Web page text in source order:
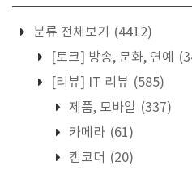
분류 전체보기
(4412)
[토크] 방송, 문화, 연예
[리뷰] IT 리뷰 (585)
제품, 모바일 (337)
카메라 (61)
캠코더 (20)